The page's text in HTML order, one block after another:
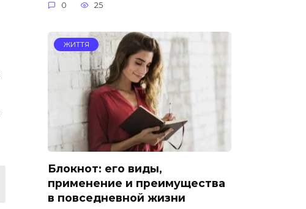
0 25
ЖИТТЯ
Блокнот: его виды,
применение и преимущества
в повседневной жизни